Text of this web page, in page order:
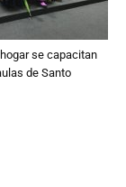
se capacitan
de Santo